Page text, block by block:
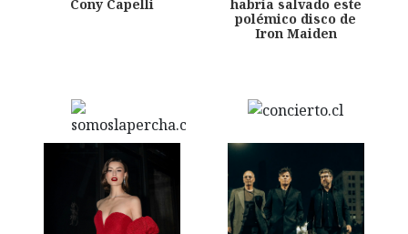
Cony Capelli
habría salvado este
polémico disco de
Iron Maiden